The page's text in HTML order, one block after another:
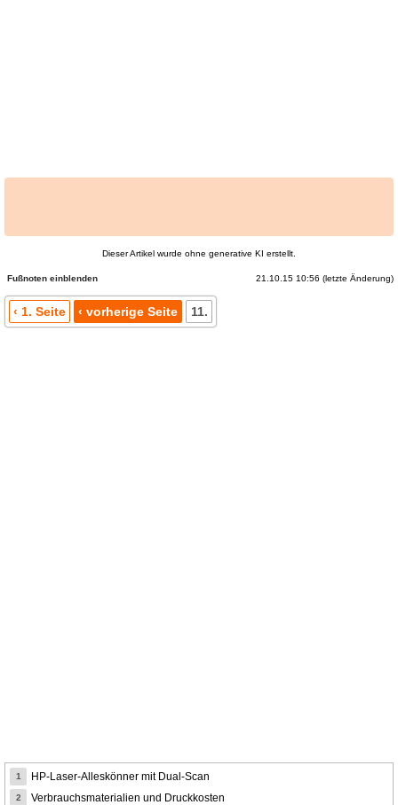
Dieser Artikel wurde ohne generative KI erstellt.
21.10.15 10:56 (letzte Änderung)
Fußnoten
‹ 1. Seite ‹ vorherige Seite 11.
1 HP-Laser-Alleskönner mit Dual-Scan
2 Verbrauchsmaterialien und Druckkosten